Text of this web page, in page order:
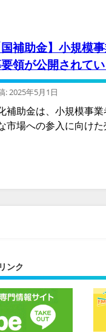
国補助金】小規模
領が公開されてい
: 2025年5月1日
補助金は、小規模事
市場への参入に向け
ンク